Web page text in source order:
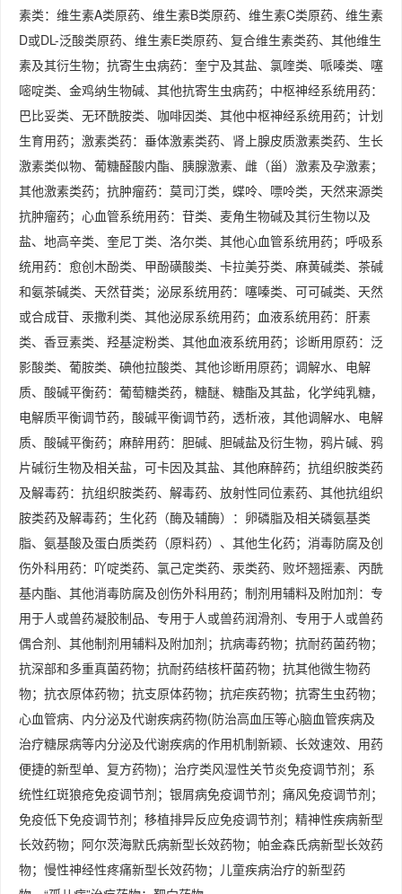
素类：维生素A类原药、维生素B类原药、维生素C类原药、维生素
D或DL-泛酸类原药、维生素E类原药、复合维生素类药、其他维生
素及其衍生物；抗寄生虫病药：奎宁及其盐、氯喹类、哌嗪类、噻
嘧啶类、金鸡纳生物碱、其他抗寄生虫病药；中枢神经系统用药：
巴比妥类、无环酰胺类、咖啡因类、其他中枢神经系统用药；计划
生育用药；激素类药：垂体激素类药、肾上腺皮质激素类药、生长
激素类似物、葡糖醛酸内酯、胰腺激素、雌（甾）激素及孕激素；
其他激素类药；抗肿瘤药：莫司汀类，蝶呤、嘌呤类，天然来源类
抗肿瘤药；心血管系统用药：苷类、麦角生物碱及其衍生物以及
盐、地高辛类、奎尼丁类、洛尔类、其他心血管系统用药；呼吸系
统用药：愈创木酚类、甲酚磺酸类、卡拉美芬类、麻黄碱类、茶碱
和氨茶碱类、天然苷类；泌尿系统用药：噻嗪类、可可碱类、天然
或合成苷、汞撒利类、其他泌尿系统用药；血液系统用药：肝素
类、香豆素类、羟基淀粉类、其他血液系统用药；诊断用原药：泛
影酸类、葡胺类、碘他拉酸类、其他诊断用原药；调解水、电解
质、酸碱平衡药：葡萄糖类药，糖醚、糖酯及其盐，化学纯乳糖，
电解质平衡调节药，酸碱平衡调节药，透析液，其他调解水、电解
质、酸碱平衡药；麻醉用药：胆碱、胆碱盐及衍生物，鸦片碱、鸦
片碱衍生物及相关盐，可卡因及其盐、其他麻醉药；抗组织胺类药
及解毒药：抗组织胺类药、解毒药、放射性同位素药、其他抗组织
胺类药及解毒药；生化药（酶及辅酶）：卵磷脂及相关磷氨基类
脂、氨基酸及蛋白质类药（原料药）、其他生化药；消毒防腐及创
伤外科用药：吖啶类药、氯己定类药、汞类药、败坏翘摇素、丙酰
基内酯、其他消毒防腐及创伤外科用药；制剂用辅料及附加剂：专
用于人或兽药凝胶制品、专用于人或兽药润滑剂、专用于人或兽药
偶合剂、其他制剂用辅料及附加剂；抗病毒药物；抗耐药菌药物；
抗深部和多重真菌药物；抗耐药结核杆菌药物；抗其他微生物药
物；抗衣原体药物；抗支原体药物；抗疟疾药物；抗寄生虫药物；
心血管病、内分泌及代谢疾病药物(防治高血压等心脑血管疾病及
治疗糖尿病等内分泌及代谢疾病的作用机制新颖、长效速效、用药
便捷的新型单、复方药物)；治疗类风湿性关节炎免疫调节剂；系
统性红斑狼疮免疫调节剂；银屑病免疫调节剂；痛风免疫调节剂；
免疫低下免疫调节剂；移植排异反应免疫调节剂；精神性疾病新型
长效药物；阿尔茨海默氏病新型长效药物；帕金森氏病新型长效药
物；慢性神经性疼痛新型长效药物；儿童疾病治疗的新型药